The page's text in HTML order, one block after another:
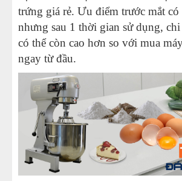
trứng giá rẻ. Ưu điểm trước mắt có
nhưng sau 1 thời gian sử dụng,
có thể còn cao hơn so với mua
ngay từ đầu.
MÁY CHIA BỘT BÁNH MÌ
MÁY CÁN BỘT MÌ
MÁY SE BỘT LÀM BÁNH
TỦ Ủ BỘT LÀM BÁNH
TỦ TRƯNG BÀY BÁNH KEM